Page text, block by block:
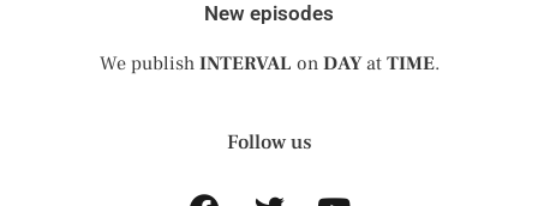
New episodes
We publish INTERVAL on DAYat TIME.
Follow us